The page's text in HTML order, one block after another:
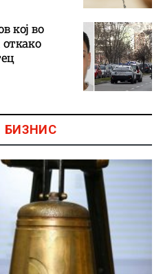
кој во
откако
БИЗНИС